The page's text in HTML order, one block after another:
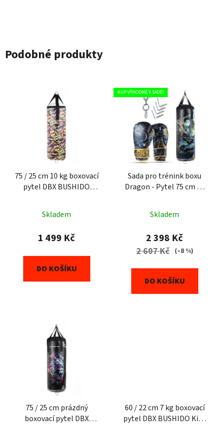
Podobné produkty
75 / 25 cm 10 kg boxovací
pytel DBX BUSHIDO
Skladem
1 499 Kč
DO KOŠÍKU
KUP VÝHODNĚ V SADĚ!
Sada pro trénink boxu
Dragon - Pytel 75 cm 10
Skladem
2 398 Kč
2 607 Kč (–8 %)
DO KOŠÍKU
75 / 25 cm prázdný
boxovací pytel DBX
60 / 22 cm 7 kg boxovací
pytel DBX BUSHIDO Kids